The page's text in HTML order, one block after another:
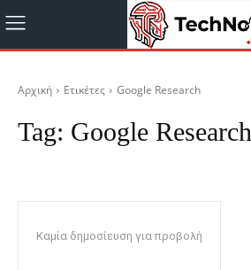
Αρχική Ετικέτες Google Research
Tag: Google Research
Καμία δημοσίευση για προβολή